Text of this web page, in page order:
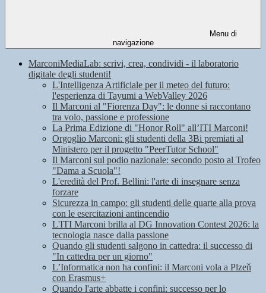
Menu di
navigazione
MarconiMediaLab: scrivi, crea, condividi - il laboratorio
digitale degli studenti!
L'Intelligenza Artificiale per il meteo del futuro:
l'esperienza di Tayumi a WebValley 2026
Il Marconi al "Fiorenza Day": le donne si raccontano
tra volo, passione e professione
La Prima Edizione di "Honor Roll" all’ITI Marconi!
Orgoglio Marconi: gli studenti della 3Bi premiati al
Ministero per il progetto "PeerTutor School"
Il Marconi sul podio nazionale: secondo posto al Trofeo
"Dama a Scuola"!
L'eredità del Prof. Bellini: l'arte di insegnare senza
forzare
Sicurezza in campo: gli studenti delle quarte alla prova
con le esercitazioni antincendio
L'ITI Marconi brilla al DG Innovation Contest 2026: la
tecnologia nasce dalla passione
Quando gli studenti salgono in cattedra: il successo di
"In cattedra per un giorno"
L’Informatica non ha confini: il Marconi vola a Plzeň
con Erasmus+
Quando l'arte abbatte i confini: successo per lo